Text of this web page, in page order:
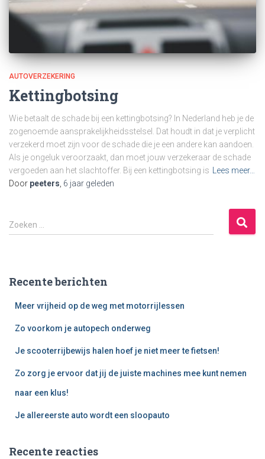
AUTOVERZEKERING
Kettingbotsing
Wie betaalt de schade bij een kettingbotsing? In Nederland heb je de
zogenoemde aansprakelijkheidsstelsel. Dat houdt in dat je verplicht
verzekerd moet zijn voor de schade die je een andere kan aandoen.
Als je ongeluk veroorzaakt, dan moet jouw verzekeraar de schade
vergoeden aan het slachtoffer. Bij een kettingbotsing is
Lees meer…
Door peeters 6 jaar geleden
Z
o
n
Zoeken …
Recente berichten
Meer vrijheid op de weg met motorrijlessen
Zo voorkom je autopech onderweg
Je scooterrijbewijs halen hoef je niet meer te fietsen!
Zo zorg je ervoor dat jij de juiste machines mee kunt nemen
naar een klus!
Je allereerste auto wordt een sloopauto
Recente reacties